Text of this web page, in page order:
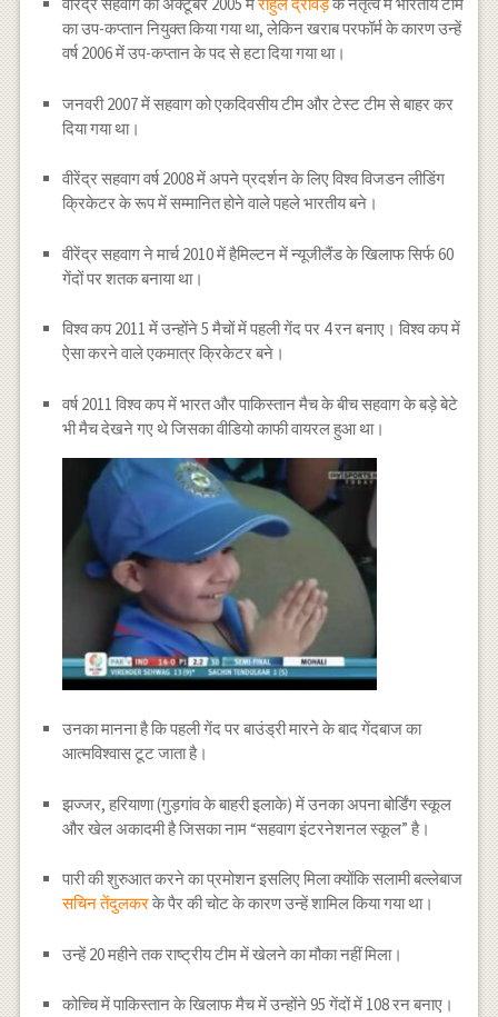
का उप-कप्तान नियुक्त किया गया था, लेकिन खराब परफॉर्म के कारण उन्हें
वर्ष 2006 में उप-कप्तान के पद से हटा दिया गया था।
जनवरी 2007 में सहवाग को एकदिवसीय टीम और टेस्ट टीम से बाहर कर
दिया गया था।
वीरेंद्र सहवाग वर्ष 2008 में अपने प्रदर्शन के लिए विश्व विजडन लीडिंग
क्रिकेटर के रूप में सम्मानित होने वाले पहले भारतीय बने।
वीरेंद्र सहवाग ने मार्च 2010 में हैमिल्टन में न्यूजीलैंड के खिलाफ सिर्फ 60
गेंदों पर शतक बनाया था।
विश्व कप 2011 में उन्होंने 5 मैचों में पहली गेंद पर 4 रन बनाए। विश्व कप में
ऐसा करने वाले एकमात्र क्रिकेटर बने।
वर्ष 2011 विश्व कप में भारत और पाकिस्तान मैच के बीच सहवाग के बड़े बेटे
भी मैच देखने गए थे जिसका वीडियो काफी वायरल हुआ था।
उनका मानना ​​है कि पहली गेंद पर बाउंड्री मारने के बाद गेंदबाज का
आत्मविश्वास टूट जाता है।
झज्जर, हरियाणा (गुड़गांव के बाहरी इलाके) में उनका अपना बोर्डिंग स्कूल
और खेल अकादमी है जिसका नाम “सहवाग इंटरनेशनल स्कूल” है।
पारी की शुरुआत करने का प्रमोशन इसलिए मिला क्योंकि सलामी बल्लेबाज
सचिन तेंदुलकरके पैर की चोट के कारण उन्हें शामिल किया गया था।
उन्हें 20 महीने तक राष्ट्रीय टीम में खेलने का मौका नहीं मिला।
कोच्चि में पाकिस्तान के खिलाफ मैच में उन्होंने 95 गेंदों में 108 रन बनाए।